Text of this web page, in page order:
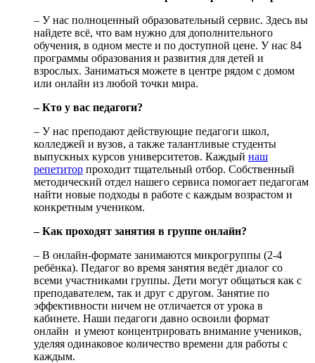
– У нас полноценный образовательный сервис. Здесь вы
найдете всё, что вам нужно для дополнительного
обучения, в одном месте и по доступной цене. У нас 84
программы образования и развития для детей и
взрослых. Заниматься можете в центре рядом с домом
или онлайн из любой точки мира.
– Кто у вас педагоги?
– У нас преподают действующие педагоги школ,
колледжей и вузов, а также талантливые студенты
выпускных курсов университетов. Каждый наш
репетитор проходит тщательный отбор. Собственный
методический отдел нашего сервиса помогает педагогам
найти новые подходы в работе с каждым возрастом и
конкретным учеником.
– Как проходят занятия в группе онлайн?
– В онлайн-формате занимаются микрогруппы (2-4
ребёнка). Педагог во время занятия ведёт диалог со
всеми участниками группы. Дети могут общаться как с
преподавателем, так и друг с другом. Занятие по
эффективности ничем не отличается от урока в
кабинете. Наши педагоги давно освоили формат
онлайн и умеют концентрировать внимание учеников,
уделяя одинаковое количество времени для работы с
каждым.